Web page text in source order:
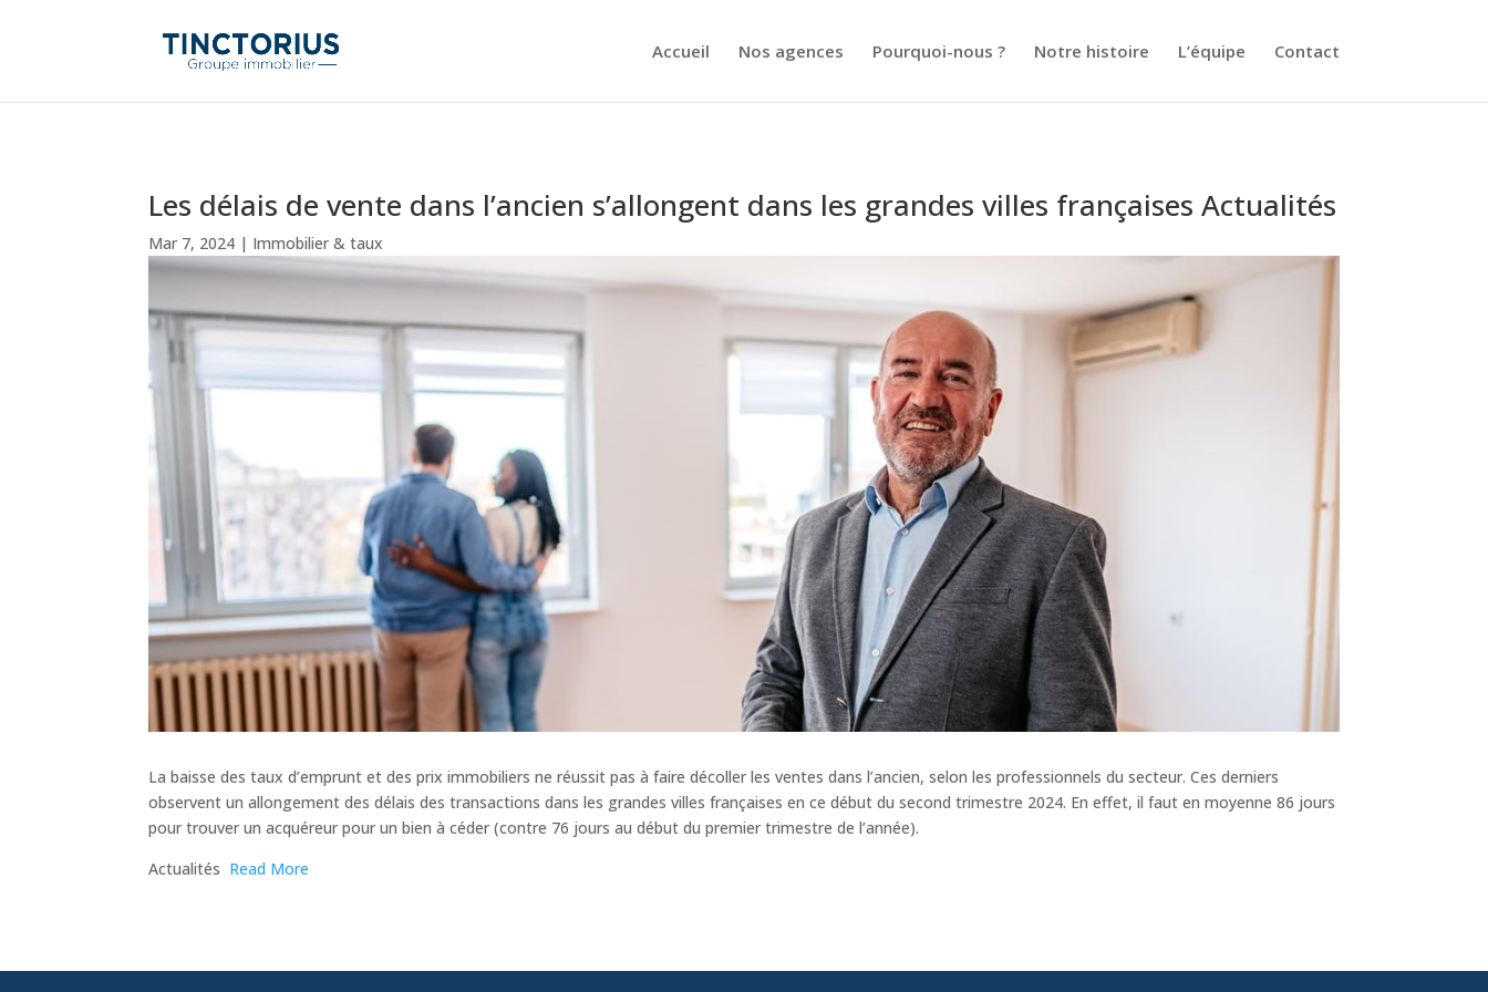
Accueil Nos agences Pourquoi-nous ? Notre histoire L’équipe Contact
Les délais de vente dans l’ancien s’allongent dans les grandes villes françaises Actualités
Mar 7, 2024 | Immobilier & taux
La baisse des taux d’emprunt et des prix immobiliers ne réussit pas à faire décoller les ventes dans l’ancien, selon les professionnels du secteur. Ces derniers
observent un allongement des délais des transactions dans les grandes villes françaises en ce début du second trimestre 2024. En effet, il faut en moyenne 86 jours
pour trouver un acquéreur pour un bien à céder (contre 76 jours au début du premier trimestre de l’année).
​Actualités Read More